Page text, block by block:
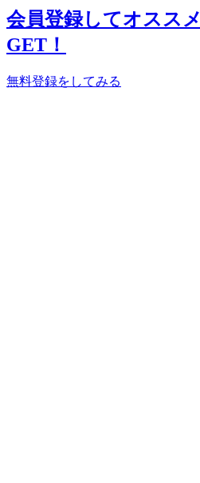
会員登録してオスス
GET！
無料登録をしてみる